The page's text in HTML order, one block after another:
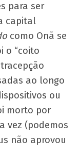
para ser
capital
como Onã se
o “coito
ao longo
ou
morto por
vez (podemos
não aprovou